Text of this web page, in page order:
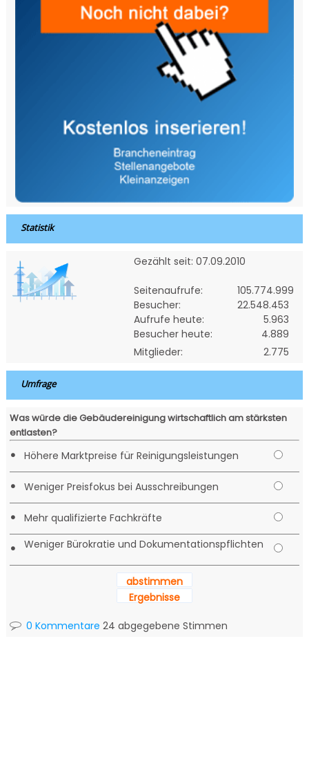
Statistik
Gezählt seit: 07.09.2010
Seitenaufrufe:
105.774.999
Besucher:
22.548.453
Aufrufe heute:
5.963
Besucher heute:
4.889
Mitglieder:
2.775
Umfrage
Was würde die Gebäudereinigung wirtschaftlich am stärksten
entlasten?
• Höhere Marktpreise für Reinigungsleistungen
• Weniger Preisfokus bei Ausschreibungen
• Mehr qualifizierte Fachkräfte
• Weniger Bürokratie und Dokumentationspflichten
abstimmen
Ergebnisse
0 Kommentare 24 abgegebene Stimmen